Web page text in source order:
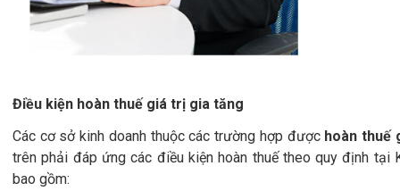
Điều kiện hoàn thuế giá trị gia tăng
Các cơ sở kinh doanh thuộc các trường hợp được hoàn thuế
trên phải đáp ứng các điều kiện hoàn thuế theo quy định
bao gồm: